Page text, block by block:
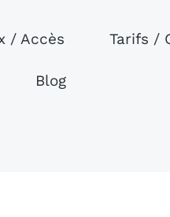
/ Accès Tarifs /
Blog